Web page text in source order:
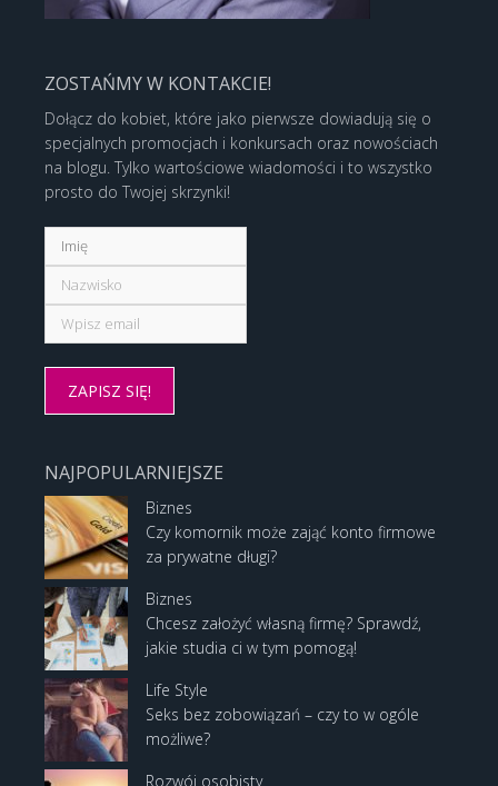
ZOSTAŃMY W KONTAKCIE!
Dołącz do kobiet, które jako pierwsze dowiadują się o
specjalnych promocjach i konkursach oraz nowościach
na blogu. Tylko wartościowe wiadomości i to wszystko
prosto do Twojej skrzynki!
NAJPOPULARNIEJSZE
Biznes
Czy komornik może zająć konto firmowe
za prywatne długi?
Biznes
Chcesz założyć własną firmę? Sprawdź,
jakie studia ci w tym pomogą!
Life Style
Seks bez zobowiązań – czy to w ogóle
możliwe?
Rozwój osobisty